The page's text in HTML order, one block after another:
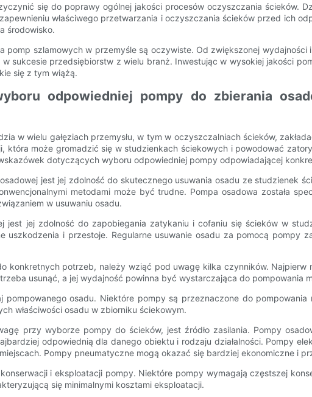
się do poprawy ogólnej jakości procesów oczyszczania ścieków.
właściwego przetwarzania i oczyszczania ścieków przed ich
środowisko.
pomp szlamowych w przemyśle są oczywiste. Od zwiększonej
sukcesie przedsiębiorstw z wielu branż. Inwestując w wysokiej jakości
się z tym wiążą.
odpowiedniej pompy do zbierania
w wielu gałęziach przemysłu, w tym w oczyszczalniach ścieków,
która może gromadzić się w studzienkach ściekowych i powodować
dotyczących wyboru odpowiedniej pompy odpowiadającej
jest jej zdolność do skutecznego usuwania osadu ze studzienek
metodami może być trudne. Pompa osadowa została
w usuwaniu osadu.
jest jej zdolność do zapobiegania zatykaniu i cofaniu się ścieków w
uszkodzenia i przestoje. Regularne usuwanie osadu za pomocą pompy
konkretnych potrzeb, należy wziąć pod uwagę kilka czynników.
usunąć, a jej wydajność powinna być wystarczająca do pompowania
osadu. Niektóre pompy są przeznaczone do
właściwości osadu w zbiorniku ściekowym.
przy wyborze pompy do ścieków, jest źródło zasilania. Pompy
odpowiednią dla danego obiektu i rodzaju działalności. Pompy
Pompy pneumatyczne mogą okazać się bardziej ekonomiczne i
i eksploatacji pompy. Niektóre pompy wymagają częstszej
się minimalnymi kosztami eksploatacji.